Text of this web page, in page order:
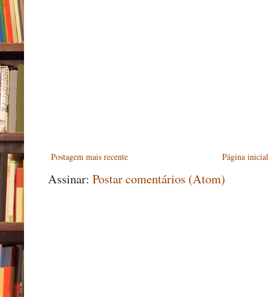
Postagem mais recente Página inicial
Assinar: Postar comentários (Atom)